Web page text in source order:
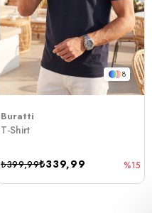
8
Buratti
T-Shirt
₺339,99
₺399,99 %15